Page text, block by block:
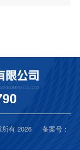
所有 2026 备案号：